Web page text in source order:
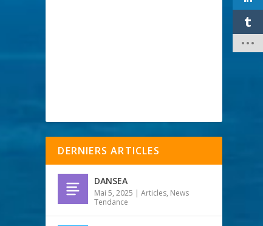
DERNIERS ARTICLES
DANSEA
Mai 5, 2025 |Articles, News
Tendance